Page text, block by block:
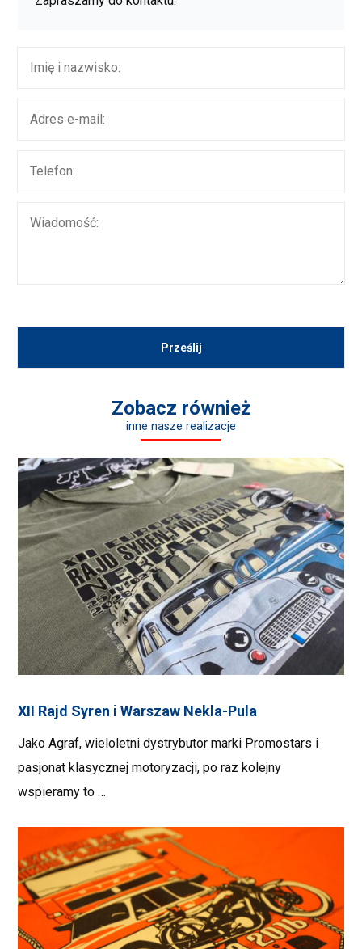
Zobacz również
inne nasze realizacje
XII Rajd Syren i Warszaw Nekla-Pula
Jako Agraf, wieloletni dystrybutor marki Promostars i
pasjonat klasycznej motoryzacji, po raz kolejny
wspieramy to …